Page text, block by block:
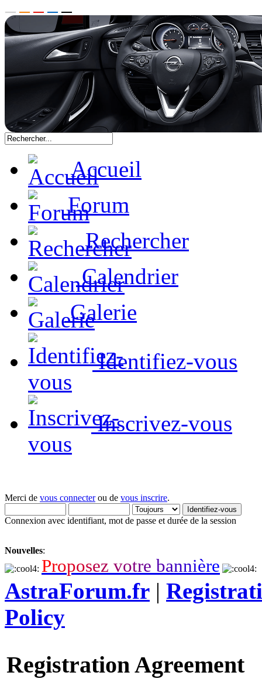
Accueil
Forum
Rechercher
Calendrier
Galerie
Identifiez-vous
Inscrivez-vous
Merci de vous connecterou de vous inscrire.
Connexion avec identifiant, mot de passe et durée de la session
Nouvelles:
Proposez votre bannière
AstraForum.fr |
Policy
Registration Agreement